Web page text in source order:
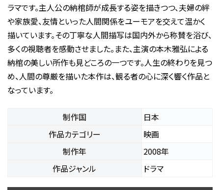
ラマです。主人公の納棺師が成長する姿を描きつつ、夫婦の絆
や家族愛、友情といった人間関係をユーモアを交えて温かく
描いています。その丁寧な人間描写は国内外から称賛を浴び、
多くの視聴者を感動させました。また、主演の本木雅弘による
納棺の美しい所作も見どころの一つです。人生の終わりを見つ
め、人間の尊厳を描いた本作は、観る者の心に深く響く作品と
なっています。
制作国
日本
作品カテゴリー
映画
制作年
2008年
作品ジャンル
ドラマ